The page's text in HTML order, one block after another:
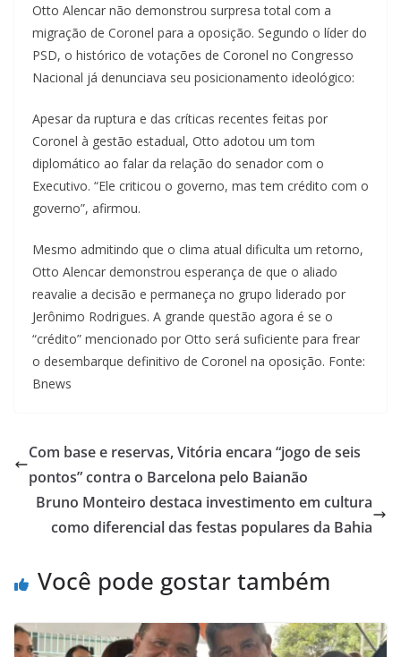
Otto Alencar não demonstrou surpresa total com a
migração de Coronel para a oposição. Segundo o líder do
PSD, o histórico de votações de Coronel no Congresso
Nacional já denunciava seu posicionamento ideológico:
Apesar da ruptura e das críticas recentes feitas por
Coronel à gestão estadual, Otto adotou um tom
diplomático ao falar da relação do senador com o
Executivo. “Ele criticou o governo, mas tem crédito com o
governo”, afirmou.
Mesmo admitindo que o clima atual dificulta um retorno,
Otto Alencar demonstrou esperança de que o aliado
reavalie a decisão e permaneça no grupo liderado por
Jerônimo Rodrigues. A grande questão agora é se o
“crédito” mencionado por Otto será suficiente para frear
o desembarque definitivo de Coronel na oposição. Fonte:
Bnews
Com base e reservas, Vitória encara “jogo de seis
pontos” contra o Barcelona pelo Baianão
Bruno Monteiro destaca investimento em cultura
como diferencial das festas populares da Bahia
Você pode gostar também